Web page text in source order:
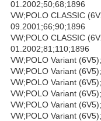
01.2002;50;68;1896
VW;POLO CLASSIC
09.2001;66;90;1896
VW;POLO CLASSIC
01.2002;81;110;1896
VW;POLO Variant
VW;POLO Variant
VW;POLO Variant
VW;POLO Variant
VW;POLO Variant
VW;POLO Variant